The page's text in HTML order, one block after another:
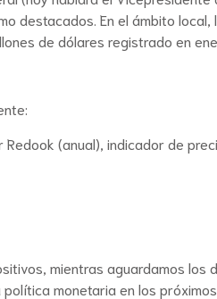
destacados. En el ámbito
de dólares registrado en
(anual), indicador de
mientras aguardamos los
monetaria en los próximos